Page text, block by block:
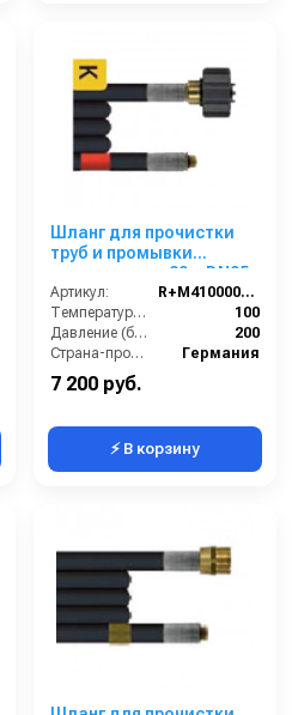
Шланг для прочистки
труб и промывки
канализации 20m DN05,
200bar
Артикул:
R+M410000020
Температура (°C):
100
Давление (бар):
200
Страна-производитель:
Германия
7 200 руб.
⚡ В корзину